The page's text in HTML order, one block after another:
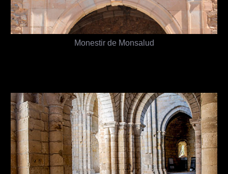
Monestir de Monsalud